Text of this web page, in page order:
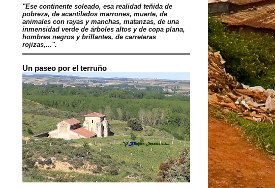
"Ese continente soleado, esa realidad teñida de
pobreza, de acantilados marrones, muerte, de
animales con rayas y manchas, matanzas, de una
inmensidad verde de árboles altos y de copa plana,
hombres negros y brillantes, de carreteras
rojizas,...".
Un paseo por el terruño